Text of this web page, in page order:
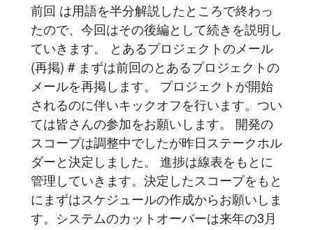
前回 は用語を半分解説したところで終わっ
たので、今回はその後編として続きを説明し
ていきます。 とあるプロジェクトのメール
(再掲) # まずは前回のとあるプロジェクトの
メールを再掲します。 プロジェクトが開始
されるのに伴いキックオフを行います。つい
ては皆さんの参加をお願いします。 開発の
スコープは調整中でしたが昨日ステークホル
ダーと決定しました。 進捗は線表をもとに
管理していきます。決定したスコープをもと
にまずはスケジュールの作成からお願いしま
す。システムのカットオーバーは来年の3月